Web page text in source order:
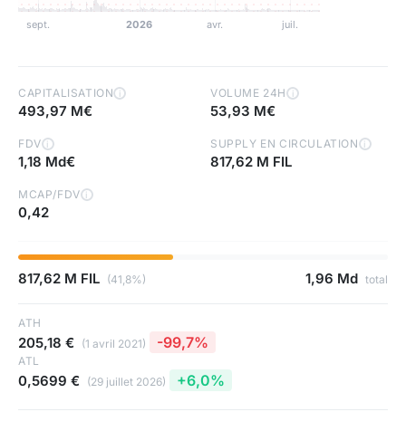
CAPITALISATION i
493,97 M€
VOLUME 24H i
53,93 M€
FDV i
1,18 Md€
SUPPLY EN CIRCULATION i
817,62 M FIL
MCAP/FDV i
0,42
817,62 M FIL (41,8%) 1,96 Md total
ATH
205,18 € (1 avril 2021) -99,7%
ATL
0,5699 € (29 juillet 2026) +6,0%